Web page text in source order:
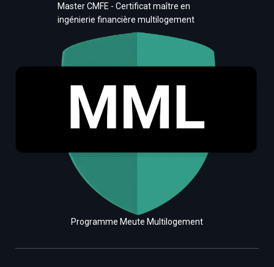
Master CMFE - Certificat maître en
ingénierie financière multilogement
Programme Meute Multilogement